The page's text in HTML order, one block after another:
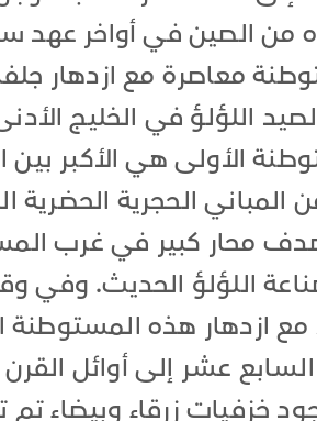
من الصين في أواخر عهد
معاصرة مع ازدهار
لصيد اللؤلؤ في الخليج
الأولى هي الأكبر
المباني الحجرية الحضرية
محار كبير في غرب
اللؤلؤ الحديث. وفي
مع ازدهار هذه المستوطنة
عشر إلى أوائل
خزفيات زرقاء وبيضاء